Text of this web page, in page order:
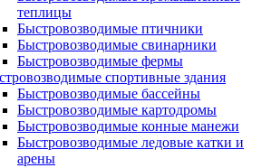
теплицы
Быстровозводимые птичники
Быстровозводимые свинарники
Быстровозводимые фермы
спортивные здания
Быстровозводимые бассейны
Быстровозводимые картодромы
Быстровозводимые конные манежи
Быстровозводимые ледовые катки и
арены